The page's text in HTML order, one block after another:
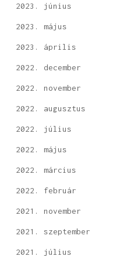
2023. június
2023. május
2023. április
2022. december
2022. november
2022. augusztus
2022. július
2022. május
2022. március
2022. február
2021. november
2021. szeptember
2021. július